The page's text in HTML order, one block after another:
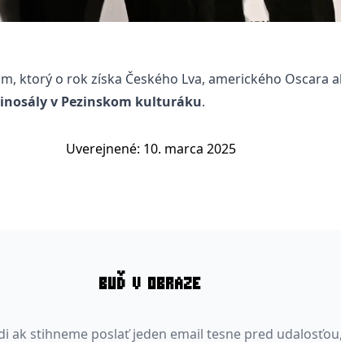
ktorý o rok získa Českého Lva, amerického Oscara
v Pezinskom kulturáku.
Uverejnené: 10. marca 2025
BUĎ V OBRAZE
ak stihneme poslať jeden email tesne pred